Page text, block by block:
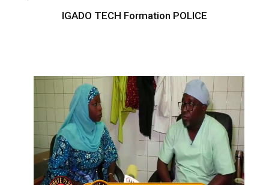
IGADO TECH Formation POLICE